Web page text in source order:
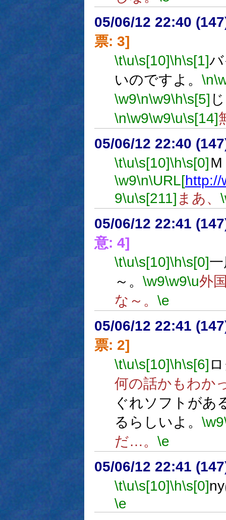
05/06/12 22:40
票: 3]
\t\u\s[10]\h\s[1]
いのですよ。 \n
\w9\n\w9\h\s[5]
\n\w9\w9\u\s[14]
05/06/12 22:40
\t\u\s[10]\h\s[0]
\w9\n\URL[http://
9\u\s[211] まあ、
05/06/12 22:41
意: 4]
\t\u\s[10]\h\s[0]
～。 \w9\w9\u外
な～。 \e
05/06/12 22:41
票: 2]
\t\u\s[10]\h\s[6]
何の話かもわか
ぐれソフトがあ
るらしいよ。 \w9
だ…。 \e
05/06/12 22:41
\t\u\s[10]\h\s[0]
\e